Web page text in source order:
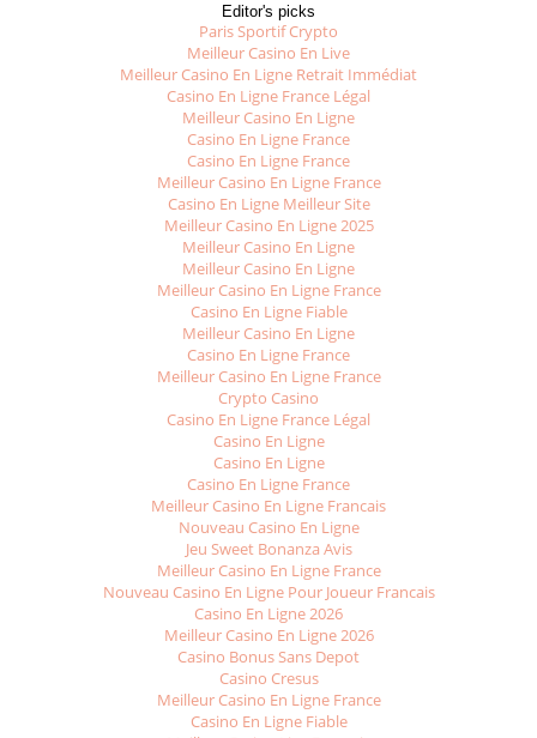
Editor's picks
Paris Sportif Crypto
Meilleur Casino En Live
Meilleur Casino En Ligne Retrait Immédiat
Casino En Ligne France Légal
Meilleur Casino En Ligne
Casino En Ligne France
Casino En Ligne France
Meilleur Casino En Ligne France
Casino En Ligne Meilleur Site
Meilleur Casino En Ligne 2025
Meilleur Casino En Ligne
Meilleur Casino En Ligne
Meilleur Casino En Ligne France
Casino En Ligne Fiable
Meilleur Casino En Ligne
Casino En Ligne France
Meilleur Casino En Ligne France
Crypto Casino
Casino En Ligne France Légal
Casino En Ligne
Casino En Ligne
Casino En Ligne France
Meilleur Casino En Ligne Francais
Nouveau Casino En Ligne
Jeu Sweet Bonanza Avis
Meilleur Casino En Ligne France
Nouveau Casino En Ligne Pour Joueur Francais
Casino En Ligne 2026
Meilleur Casino En Ligne 2026
Casino Bonus Sans Depot
Casino Cresus
Meilleur Casino En Ligne France
Casino En Ligne Fiable